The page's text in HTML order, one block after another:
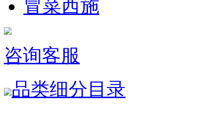
冒菜西施
咨询客服
品类细分目录